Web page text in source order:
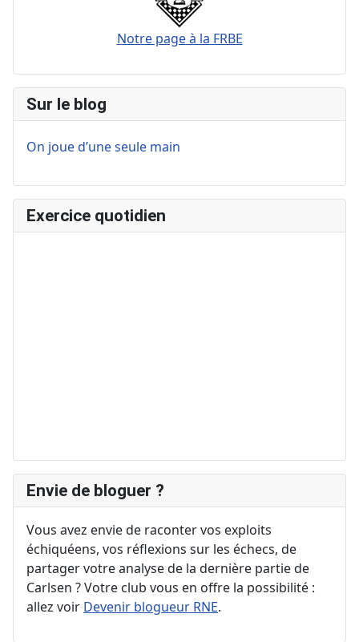
Notre page à la FRBE
Sur le blog
On joue d’une seule main
Exercice quotidien
Envie de bloguer ?
Vous avez envie de raconter vos exploits
échiquéens, vos réflexions sur les échecs, de
partager votre analyse de la dernière partie de
Carlsen ? Votre club vous en offre la possibilité :
allez voir Devenir blogueur RNE.